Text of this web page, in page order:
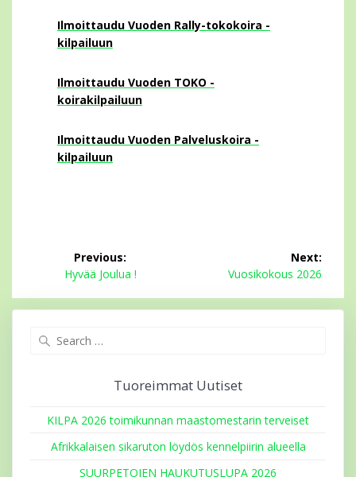
Ilmoittaudu Vuoden Rally-tokokoira -
kilpailuun
Ilmoittaudu Vuoden TOKO -
koirakilpailuun
Ilmoittaudu Vuoden Palveluskoira -
kilpailuun
Artikkelien
selaus
Previous:
Previous
Hyvää Joulua !
Next:
Next
Vuosikokous 2026
Tuoreimmat Uutiset
KILPA 2026 toimikunnan maastomestarin terveiset
Afrikkalaisen sikaruton löydös kennelpiirin alueella
SUURPETOJEN HAUKUTUSLUPA 2026